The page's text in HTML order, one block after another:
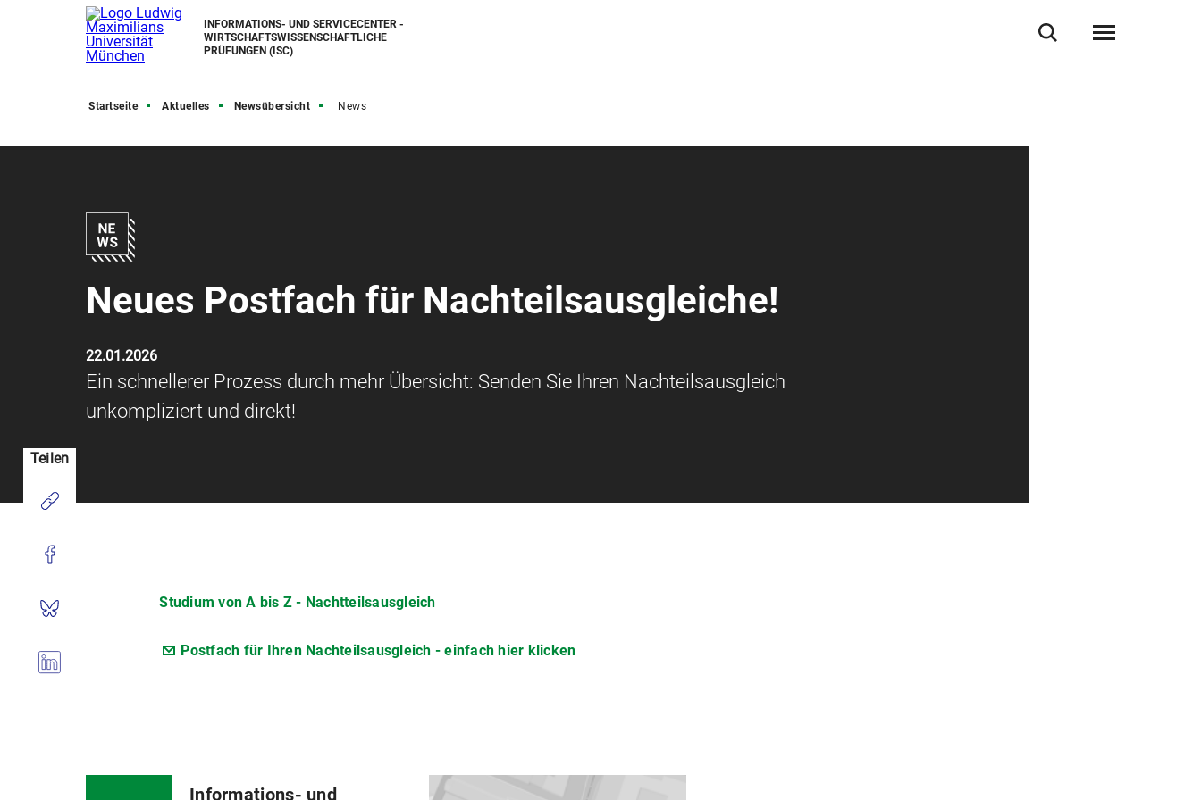
INFORMATIONS- UND SERVICECENTER -
WIRTSCHAFTSWISSENSCHAFTLICHE
PRÜFUNGEN (ISC)
Startseite Aktuelles Newsübersicht News
Neues Postfach für Nachteilsausgleiche!
22.01.2026
Ein schnellerer Prozess durch mehr Übersicht: Senden Sie Ihren Nachteilsausgleich
unkompliziert und direkt!
Studium von A bis Z - Nachtteilsausgleich
Postfach für Ihren Nachteilsausgleich - einfach hier klicken
Teilen
Informations- und